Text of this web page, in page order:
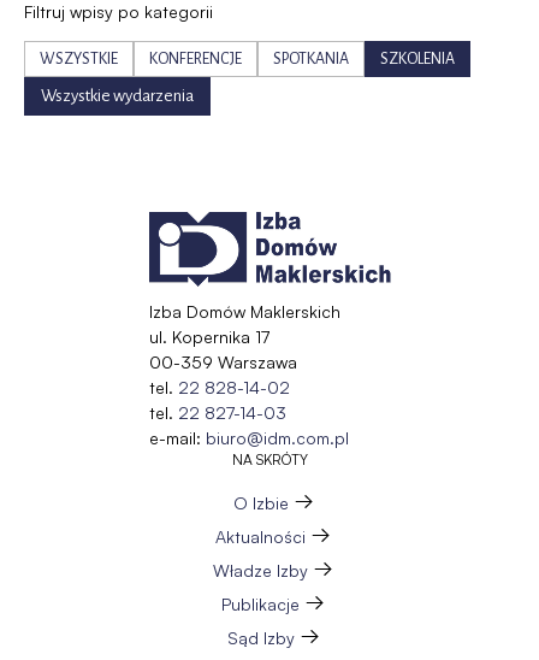
Filtruj wpisy po kategorii
WSZYSTKIE KONFERENCJE SPOTKANIA SZKOLENIA
Wszystkie wydarzenia
Izba Domów Maklerskich
ul. Kopernika 17
00-359 Warszawa
tel. 22 828-14-02
tel. 22 827-14-03
e-mail: biuro@idm.com.pl
NA SKRÓTY
O Izbie
Aktualności
Władze Izby
Publikacje
Sąd Izby